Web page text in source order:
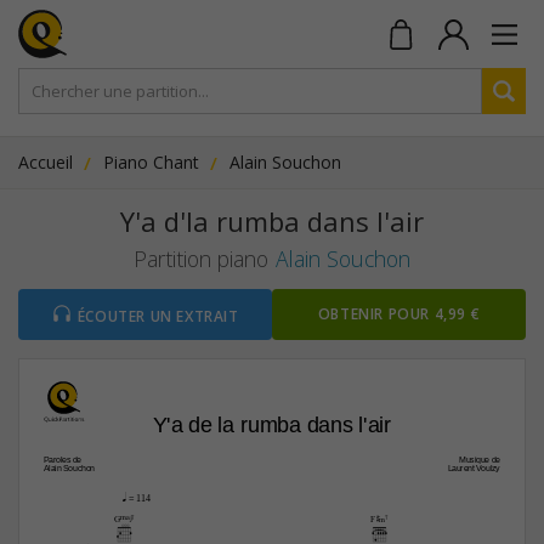
Accueil Piano Chant Alain Souchon
Y'a d'la rumba dans l'air
Partition piano Alain Souchon
ÉCOUTER UN EXTRAIT OBTENIR POUR 4,99 €
Y'a de la rumba dans l'air
Paroles de
Alain Souchon
Musique de
Laurent Voulzy
GŒ„Š7 F©‹7
q = 114